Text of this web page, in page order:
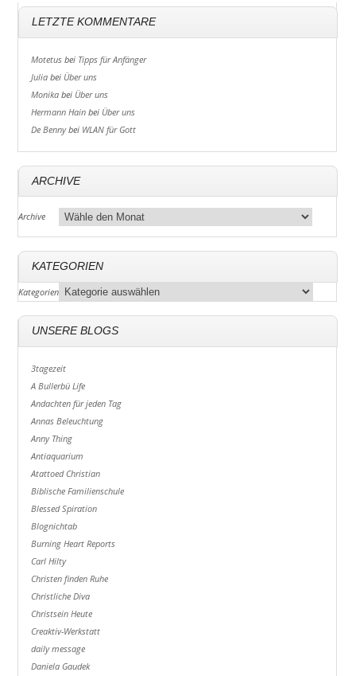
LETZTE KOMMENTARE
Motetus bei Tipps für Anfänger
Julia bei Über uns
Monika bei Über uns
Hermann Hain bei Über uns
De Bennybei WLAN für Gott
ARCHIVE
Archive
KATEGORIEN
Kategorien
UNSERE BLOGS
3tagezeit
A Bullerbü Life
Andachten für jeden Tag
Annas Beleuchtung
Anny Thing
Antiaquarium
Atattoed Christian
Biblische Familienschule
Blessed Spiration
Blognichtab
Burning Heart Reports
Carl Hilty
Christen finden Ruhe
Christliche Diva
Christsein Heute
Creaktiv-Werkstatt
daily message
Daniela Gaudek